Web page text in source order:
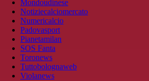
Mondoudinese
Notiziecalciomercato
Numericalcio
Padovasport
Pianetamilan
SOS Fanta
Toronews
Tuttobolognaweb
Violanews